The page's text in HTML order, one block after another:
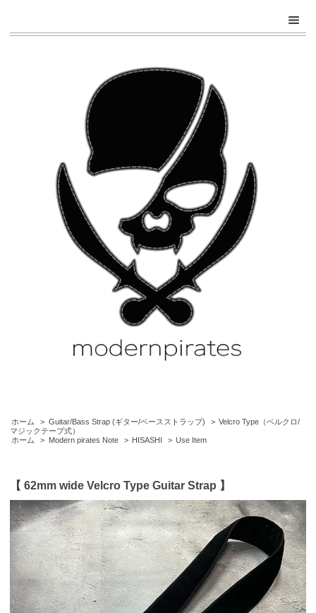
ホーム > Guitar/Bass Strap (ギター/ベースストラップ) > Velcro Type（ベルクロ/
マジックテープ式）
ホーム
> Modern pirates Note > HISASHI > Use Item
【 62mm wide Velcro Type Guitar Strap 】